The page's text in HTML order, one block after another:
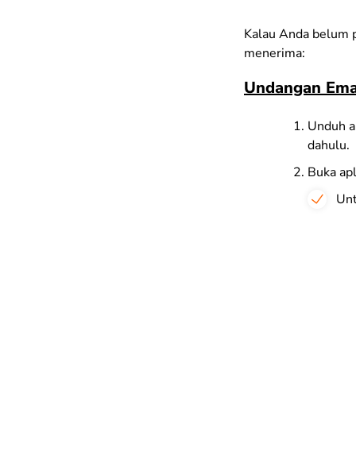
Kalau Anda belum
menerima:
Undangan
Unduh
dahulu.
Buka